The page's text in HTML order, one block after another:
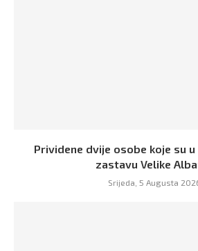
Prividene dvije osobe koje su
zastavu Velike
Srijeda, 5 Augusta